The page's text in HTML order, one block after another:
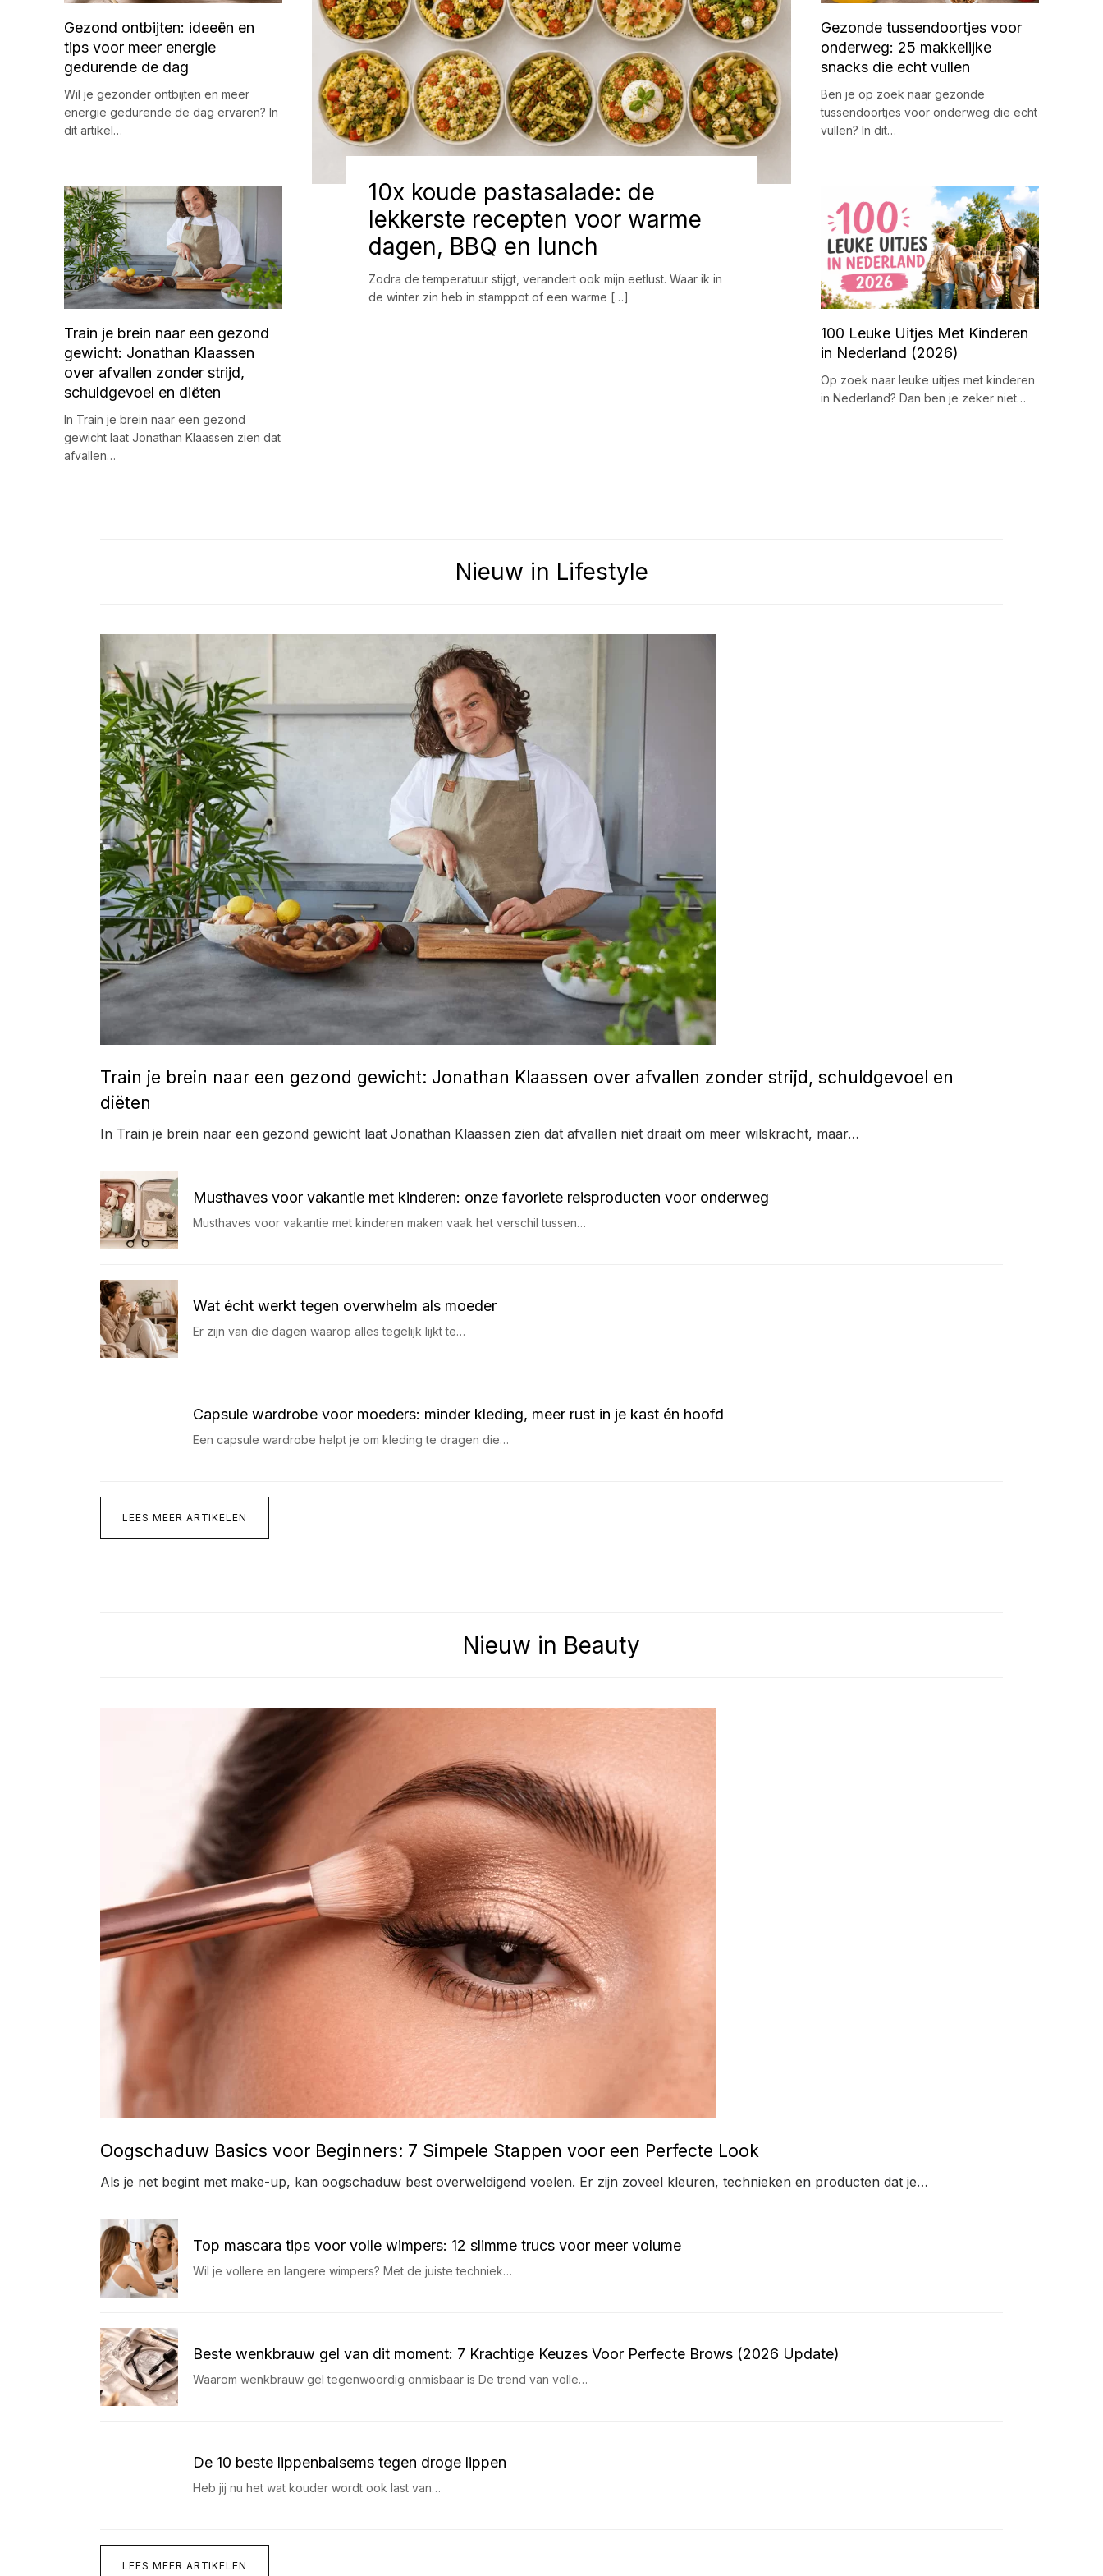
10x koude pastasalade: de
lekkerste recepten voor warme
dagen, BBQ en lunch
Zodra de temperatuur stijgt, verandert ook mijn eetlust. Waar ik in
de winter zin heb in stamppot of een warme […]
Gezond ontbijten: ideeën en
tips voor meer energie
gedurende de dag
Wil je gezonder ontbijten en meer
energie gedurende de dag ervaren? In
dit artikel…
Gezonde tussendoortjes voor
onderweg: 25 makkelijke
snacks die echt vullen
Ben je op zoek naar gezonde
tussendoortjes voor onderweg die echt
vullen? In dit…
Train je brein naar een gezond
gewicht: Jonathan Klaassen
over afvallen zonder strijd,
schuldgevoel en diëten
In Train je brein naar een gezond
gewicht laat Jonathan Klaassen zien dat
afvallen…
100 Leuke Uitjes Met Kinderen
in Nederland (2026)
Op zoek naar leuke uitjes met kinderen
in Nederland? Dan ben je zeker niet…
Nieuw in Lifestyle
Train je brein naar een gezond gewicht: Jonathan Klaassen over afvallen zonder strijd, schuldgevoel en
diëten
In Train je brein naar een gezond gewicht laat Jonathan Klaassen zien dat afvallen niet draait om meer wilskracht, maar…
Musthaves voor vakantie met kinderen: onze favoriete reisproducten voor onderweg
Musthaves voor vakantie met kinderen maken vaak het verschil tussen…
Wat écht werkt tegen overwhelm als moeder
Er zijn van die dagen waarop alles tegelijk lijkt te…
Capsule wardrobe voor moeders: minder kleding, meer rust in je kast én hoofd
Een capsule wardrobe helpt je om kleding te dragen die…
LEES MEER ARTIKELEN
Nieuw in Beauty
Oogschaduw Basics voor Beginners: 7 Simpele Stappen voor een Perfecte Look
Als je net begint met make-up, kan oogschaduw best overweldigend voelen. Er zijn zoveel kleuren, technieken en producten dat je…
Top mascara tips voor volle wimpers: 12 slimme trucs voor meer volume
Wil je vollere en langere wimpers? Met de juiste techniek…
Beste wenkbrauw gel van dit moment: 7 Krachtige Keuzes Voor Perfecte Brows (2026 Update)
Waarom wenkbrauw gel tegenwoordig onmisbaar is De trend van volle…
De 10 beste lippenbalsems tegen droge lippen
Heb jij nu het wat kouder wordt ook last van…
LEES MEER ARTIKELEN